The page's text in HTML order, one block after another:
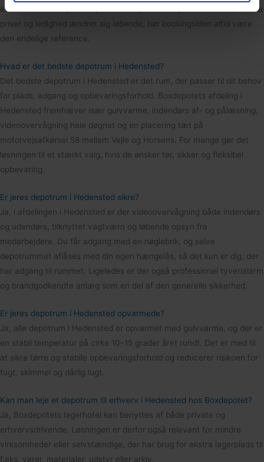
et af de større depotrum på f.eks. 23,40 m³ er prisen 1.217 kr./md. Da
priser og ledighed ændrer sig løbende, bør bookingsiden altid være
den endelige reference.
Hvad er det bedste depotrum i Hedensted?
Det bedste depotrum i Hedensted er det rum, der passer til dit behov
for plads, adgang og opbevaringsforhold. Boxdepotets afdeling i
Hedensted fremhæver især gulvvarme, indendørs af- og pålæsning,
videoovervågning hele døgnet og en placering tæt på
motorvejsafkørsel 58 mellem Vejle og Horsens. For mange gør det
løsningen til et stærkt valg, hvis de ønsker tør, sikker og fleksibel
opbevaring.
Er jeres depotrum i Hedensted sikre?
Ja, i afdelingen i Hedensted er der videoovervågning både indendørs
og udendørs, tilknyttet vagtværn og løbende opsyn fra
medarbejdere. Du får adgang med en nøglebrik, og selve
depotrummet aflåses med din egen hængelås, så det kun er dig, der
har adgang til rummet. Ligeledes er der også professionel tyverialarm
og brandgodkendte anlæg som en del af den generelle sikkerhed.
Er jeres depotrum i Hedensted opvarmede?
Ja, alle depotrum i Hedensted er opvarmet med gulvvarme, og der er
en stabil temperatur på cirka 10–15 grader året rundt. Det er med til
at sikre tørre og stabile opbevaringsforhold og reducerer risikoen for
fugt, skimmel og dårlig lugt.
Kan man leje et depotrum til erhverv i Hedensted hos Boxdepotet?
Ja, Boxdepotets lagerhotel kan benyttes af både private og
erhvervsdrivende. Løsningen er derfor også relevant for mindre
virksomheder eller selvstændige, der har brug for ekstra lagerplads til
f.eks. varer, materialer, udstyr eller arkiv.